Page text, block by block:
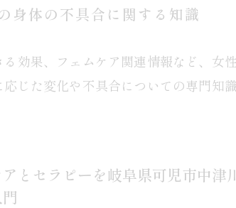
身体の不具合に関する知識
効果、フェムケア関連情報など、女
じた変化や不具合についての専門知
アとセラピーを岐阜県可児市中